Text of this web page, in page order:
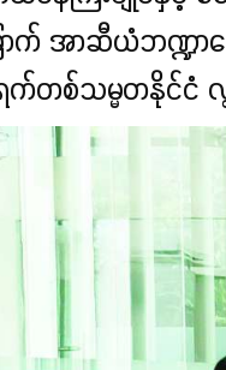
ာက် အာဆီယံဘဏ္ဍာရ
တစ်သမ္မတနိုင်ငံ